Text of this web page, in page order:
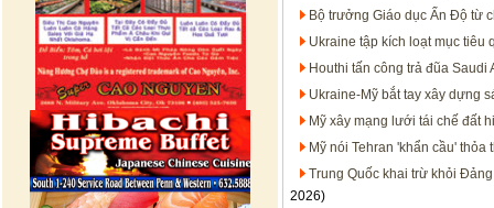
Bộ trưởng Giáo dục Ấn Độ từ
Ukraine tập kích loạt mục tiêu
Houthi tấn công trả đũa
Ukraine-Mỹ bắt tay xây dựng
Mỹ xây mạng lưới tái chế đất
Mỹ nói Tehran 'khẩn cầu'
Trung Quốc khai trừ khỏi
2026)